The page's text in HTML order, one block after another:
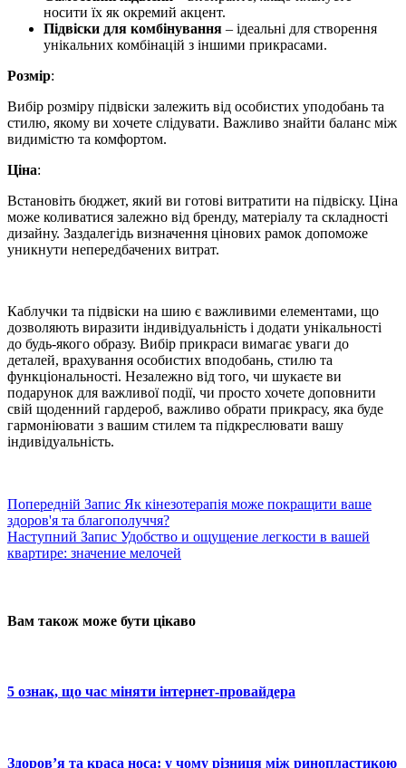
носити їх як окремий акцент.
Підвіски для комбінування – ідеальні для створення
унікальних комбінацій з іншими прикрасами.
Розмір:
Вибір розміру підвіски залежить від особистих уподобань та
стилю, якому ви хочете слідувати. Важливо знайти баланс між
видимістю та комфортом.
Ціна:
Встановіть бюджет, який ви готові витратити на підвіску. Ціна
може коливатися залежно від бренду, матеріалу та складності
дизайну. Заздалегідь визначення цінових рамок допоможе
уникнути непередбачених витрат.
Каблучки та підвіски на шию є важливими елементами, що
дозволяють виразити індивідуальність і додати унікальності
до будь-якого образу. Вибір прикраси вимагає уваги до
деталей, врахування особистих вподобань, стилю та
функціональності. Незалежно від того, чи шукаєте ви
подарунок для важливої події, чи просто хочете доповнити
свій щоденний гардероб, важливо обрати прикрасу, яка буде
гармоніювати з вашим стилем та підкреслювати вашу
індивідуальність.
Попередній Запис Як кінезотерапія може покращити ваше
здоров'я та благополуччя?
Наступний Запис Удобство и ощущение легкости в вашей
квартире: значение мелочей
Вам також може бути цікаво
5 ознак, що час міняти інтернет-провайдера
Здоров’я та краса носа: у чому різниця між ринопластикою